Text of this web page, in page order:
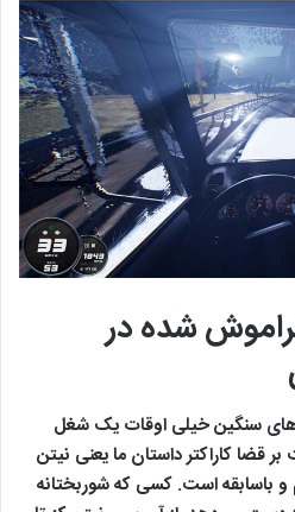
شده در
سنگین خیلی اوقات یک شغل
قضا کاراکتر داستان ما یعنی نیتن
و باسابقه است. کسی که شوربختانه